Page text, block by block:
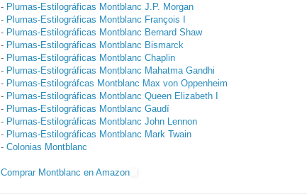
- Plumas-Estilográficas Montblanc J.P. Morgan
- Plumas-Estilográficas Montblanc François I
- Plumas-Estilográficas Montblanc Bernard Shaw
- Plumas-Estilográficas Montblanc Bismarck
- Plumas-Estilográficas Montblanc Chaplin
- Plumas-Estilográficas Montblanc Mahatma Gandhi
- Plumas-Estilográfcas Montblanc Max von Oppenheim
- Plumas-Estilográficas Montblanc Queen Elizabeth I
- Plumas-Estilográficas Montblanc Gaudí
- Plumas-Estilográficas Montblanc John Lennon
- Plumas-Estilográficas Montblanc Mark Twain
- Colonias Montblanc
Comprar Montblanc en Amazon